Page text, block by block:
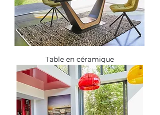
Table en céramique